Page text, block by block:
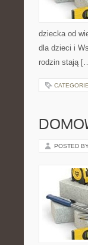
dziecka od
dla dzieci i
rodzin stają
POSTED